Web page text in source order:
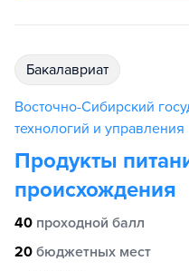
бакалавриат
Восточно-Сибирский
технологий и управления
Продукты
происхождения
40 проходной балл
20 бюджетных мест